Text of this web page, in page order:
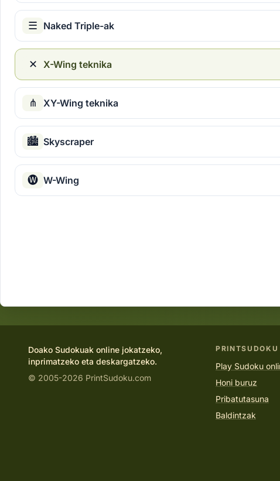
☰ Naked Triple-ak
✕ X-Wing teknika
⋔ XY-Wing teknika
🏙 Skyscraper
🅦 W-Wing
Doako Sudokuak online jokatzeko,
inprimatzeko eta deskargatzeko.
© 2005-2026 PrintSudoku.com
PRINTSUDOKU
Play Sudoku
Honi buruz
Pribatutasuna
Baldintzak